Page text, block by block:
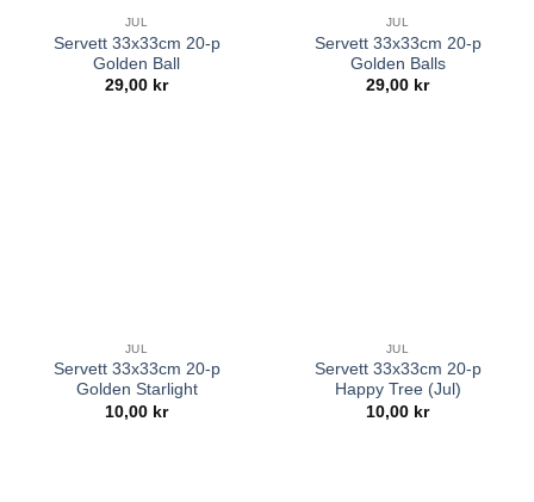
JUL
Servett 33x33cm 20-p
Golden Ball
29,00 kr
JUL
Servett 33x33cm 20-p
Golden Balls
29,00 kr
JUL
Servett 33x33cm 20-p
Golden Starlight
10,00 kr
JUL
Servett 33x33cm 20-p
Happy Tree (Jul)
10,00 kr